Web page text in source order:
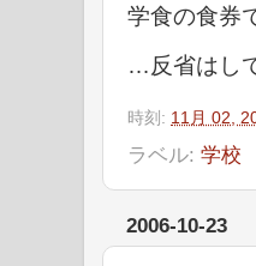
学食の食券
…反省はし
時刻: 11月 02,
ラベル: 学校
2006-10-23